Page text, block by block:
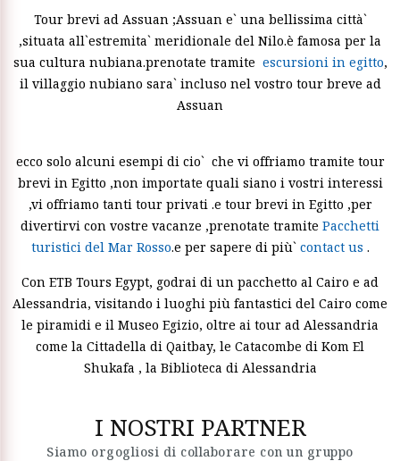
Tour brevi ad Assuan ;Assuan e` una bellissima città`
,situata all`estremita` meridionale del Nilo.è famosa per la
sua cultura nubiana.prenotate tramite escursioni in egitto,
il villaggio nubiano sara` incluso nel vostro tour breve ad
Assuan
ecco solo alcuni esempi di cio` che vi offriamo tramite tour
brevi in Egitto ,non importate quali siano i vostri interessi
,vi offriamo tanti tour privati .e tour brevi in Egitto ,per
divertirvi con vostre vacanze ,prenotate tramite Pacchetti
turistici del Mar Rosso.e per sapere di più` contact us .
Con ETB Tours Egypt, godrai di un pacchetto al Cairo e ad
Alessandria, visitando i luoghi più fantastici del Cairo come
le piramidi e il Museo Egizio, oltre ai tour ad Alessandria
come la Cittadella di Qaitbay, le Catacombe di Kom El
Shukafa , la Biblioteca di Alessandria
I NOSTRI PARTNER
Siamo orgogliosi di collaborare con un gruppo